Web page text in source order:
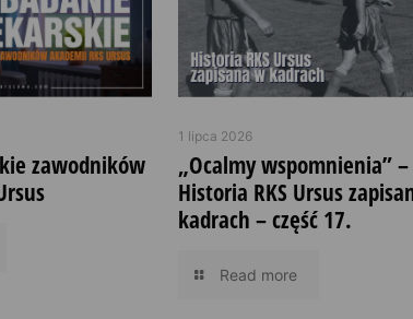
zawodników
1 lipca 2026
„Ocalmy wspomnienia” –
Historia RKS Ursus
kadrach – część 17.
Read more